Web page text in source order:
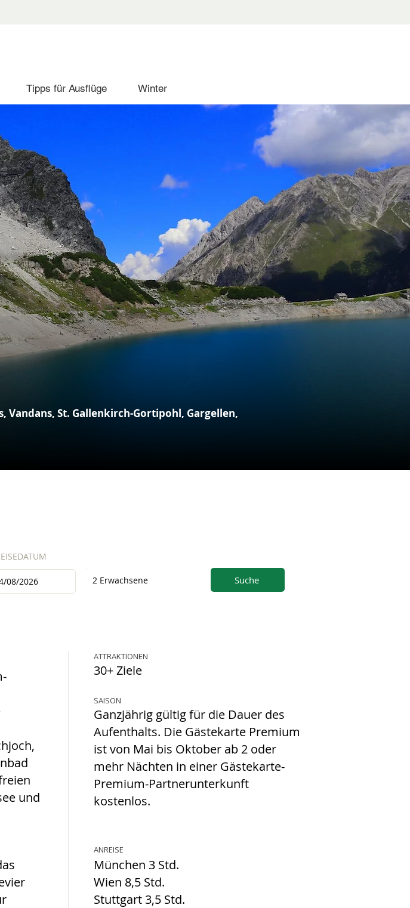
Tipps für Ausflüge Winter
Vandans, St. Gallenkirch-Gortipohl, Gargellen,
2 Erwachsene Suche
und
ATTRAKTIONEN
30+ Ziele
SAISON
Ganzjährig gültig für die Dauer des
Aufenthalts. Die Gästekarte Premium
ist von Mai bis Oktober ab 2 oder
mehr Nächten in einer Gästekarte-
Premium-Partnerunterkunft
kostenlos.
ANREISE
München 3 Std.
Wien 8,5 Std.
Stuttgart 3,5 Std.